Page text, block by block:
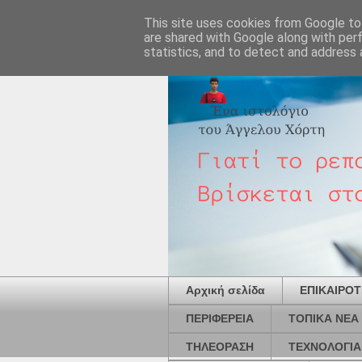
Αρχική σελίδα
ΠΕΡΙΦΕΡΕΙΑ ΤΟΠΙΚΑ ΝΕΑ
ΤΗΛΕΟΡΑΣΗ ΤΕΧΝΟΛΟΓΙΑ
This site uses cookies from Google
are shared with Google along with
statistics, and to detect and address